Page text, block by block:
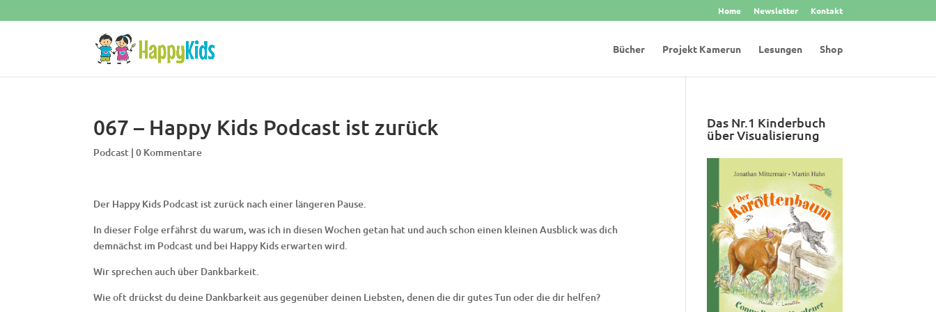
Home Newsletter Kontakt
Bücher Projekt Kamerun Lesungen Shop
067 – Happy Kids Podcast ist zurück
Podcast |0 Kommentare
Der Happy Kids Podcast ist zurück nach einer längeren Pause.
In dieser Folge erfährst du warum, was ich in diesen Wochen getan hat und auch schon einen kleinen Ausblick was dich
demnächst im Podcast und bei Happy Kids erwarten wird.
Wir sprechen auch über Dankbarkeit.
Wie oft drückst du deine Dankbarkeit aus gegenüber deinen Liebsten, denen die dir gutes Tun oder die dir helfen?
Das Nr.1 Kinderbuch
über Visualisierung